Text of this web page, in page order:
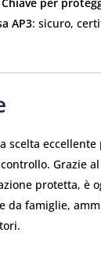
per
AP3: sicuro,
scelta eccellente
Grazie
protetta, è
da famiglie,